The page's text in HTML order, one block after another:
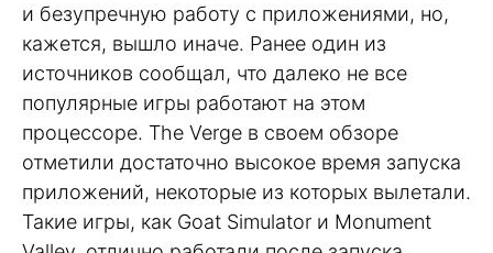
и безупречную работу с приложениями, но,
кажется, вышло иначе. Ранее один из
источников сообщал, что далеко не все
популярные игры работают на этом
процессоре. The Verge в своем обзоре
отметили достаточно высокое время запуска
приложений, некоторые из которых вылетали.
Такие игры, как Goat Simulator и Monument